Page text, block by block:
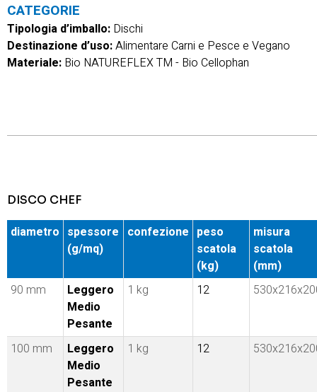
CATEGORIE
Tipologia d’imballo: Dischi
Destinazione d’uso:Alimentare Carni e Pesce e Vegano
Materiale: Bio NATUREFLEX TM - Bio Cellophan
DISCO CHEF
diametro spessore
(g/mq)
confezione peso
scatola
(kg)
misura
scatola
(mm)
90 mm
Leggero
Medio
Pesante
1 kg 12
100 mm
Leggero
Medio
Pesante
1 kg 12